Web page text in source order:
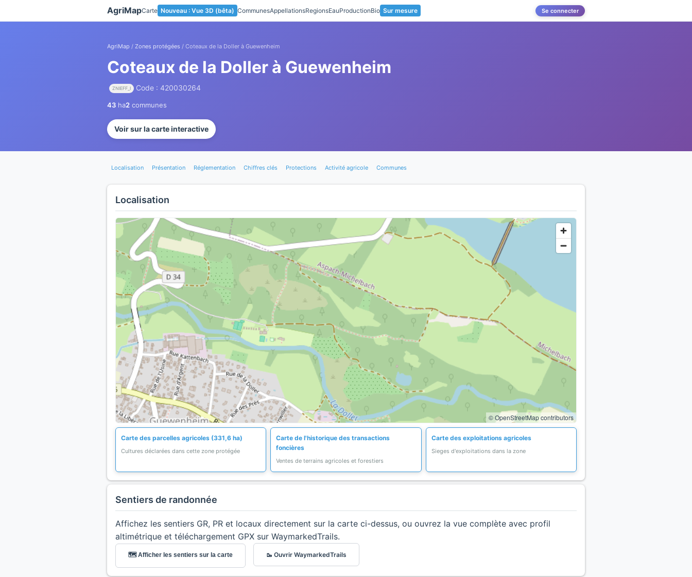
AgriMapCarte Nouveau : Vue 3D (bêta) CommunesAppellationsRegionsEauProductionBio Sur mesure Se connecter
AgriMap / Zones protégées / Coteaux de la Doller à Guewenheim
Coteaux de la Doller à Guewenheim
ZNIEFF_I Code : 420030264
43 ha2 communes
Voir sur la carte interactive
Localisation Présentation Réglementation Chiffres clés Protections Activité agricole Communes
Localisation
© OpenStreetMap contributors
Carte des parcelles agricoles (331,6 ha)
Cultures déclarées dans cette zone protégée
Carte de l'historique des transactions
foncières
Ventes de terrains agricoles et forestiers
Carte des exploitations agricoles
Sieges d'exploitations dans la zone
Sentiers de randonnée
Affichez les sentiers GR, PR et locaux directement sur la carte ci-dessus, ou ouvrez la vue complète avec profil
altimétrique et téléchargement GPX sur WaymarkedTrails.
🗺️ Afficher les sentiers sur la carte 🥾 Ouvrir WaymarkedTrails
Panneau de gestion des cookies